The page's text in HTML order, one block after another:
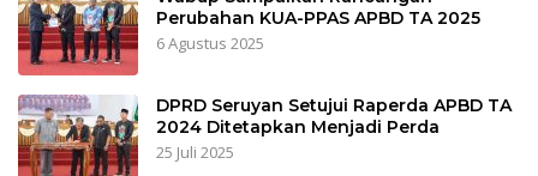
Perubahan KUA-PPAS APBD TA 2025
6 Agustus 2025
DPRD Seruyan Setujui Raperda APBD TA
2024 Ditetapkan Menjadi Perda
25 Juli 2025